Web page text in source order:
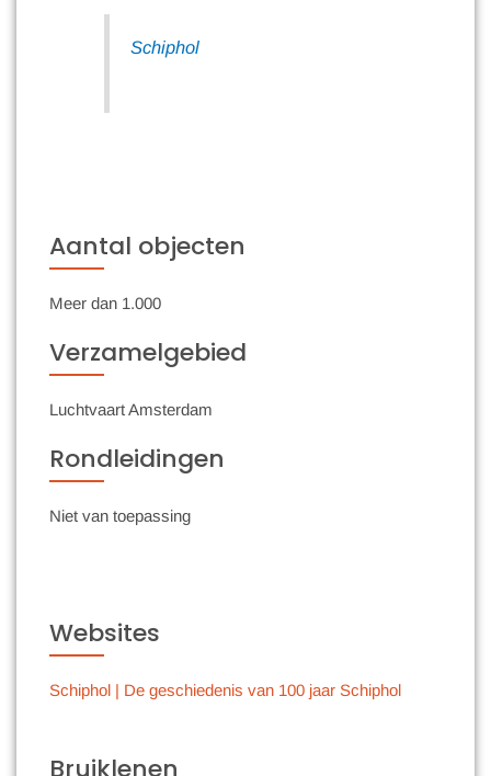
Schiphol
Aantal objecten
Meer dan 1.000
Verzamelgebied
Luchtvaart Amsterdam
Rondleidingen
Niet van toepassing
Websites
Schiphol | De geschiedenis van 100 jaar Schiphol
Bruiklenen